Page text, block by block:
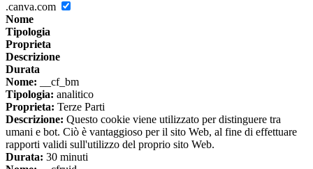
.canva.com
Nome
Tipologia
Proprieta
Descrizione
Durata
Nome: __cf_bm
Tipologia: analitico
Proprieta: Terze Parti
Descrizione: Questo cookie viene utilizzato per distinguere tra
umani e bot. Ciò è vantaggioso per il sito Web, al fine di effettuare
rapporti validi sull'utilizzo del proprio sito Web.
Durata: 30 minuti